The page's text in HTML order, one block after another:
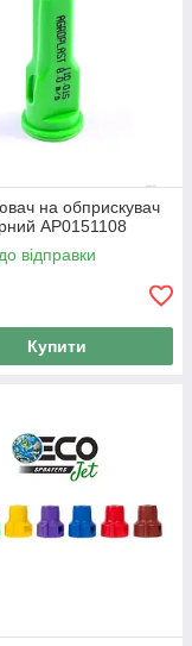
на обприскувач
AP0151108
відправки
Купити